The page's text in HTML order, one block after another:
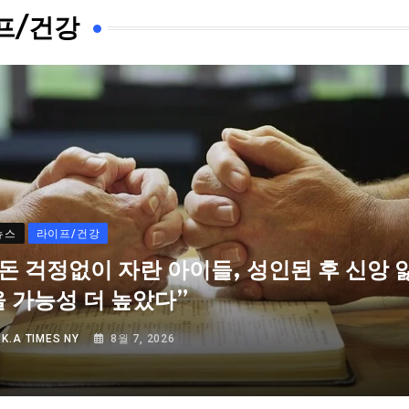
/건강
스 라이프/건강
걱정없이 자란 아이들, 성인된 후 신앙
가능성 더 높았다”
K.A TIMES NY 8월 7, 2026